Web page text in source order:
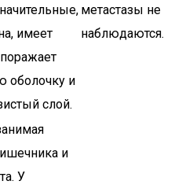
имеет
оболочку и
слой.
метастазы не
наблюдаются.
и
У